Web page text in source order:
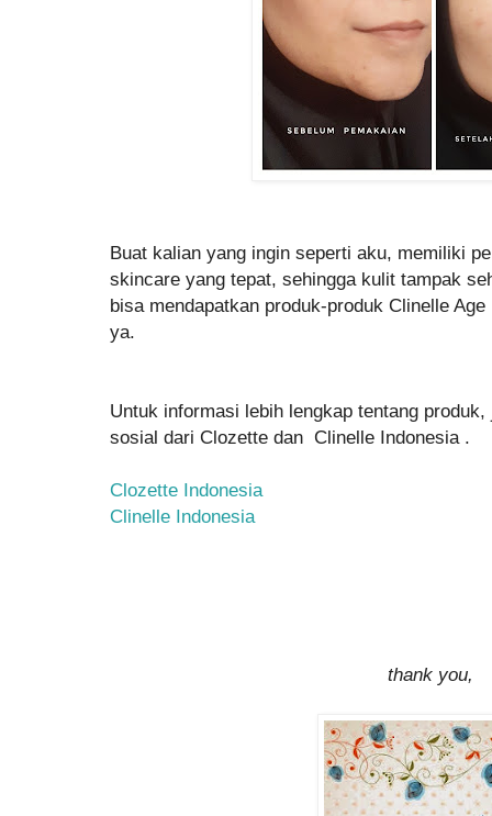
Buat kalian yang ingin seperti aku, memiliki
skincare yang tepat, sehingga kulit tampak
bisa mendapatkan produk-produk Clinelle
ya.
Untuk informasi lebih lengkap tentang
sosial dari Clozette dan Clinelle Indonesia .
Clozette Indonesia
Clinelle Indonesia
thank you,